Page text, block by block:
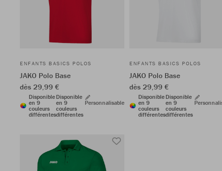
ENFANTS BASICS POLOS
JAKO Polo Base
dès 29,99 €
Disponible
en 9
couleurs
différentes
Disponible
en 9
couleurs
différentes
Personnalisable
ENFANTS BASICS POLOS
JAKO Polo Base
dès 29,99 €
Disponible
en 9
couleurs
différentes
Disponible
en 9
couleurs
différentes